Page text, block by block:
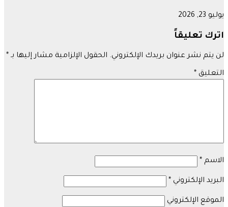
يوليو 23, 2026
اترك تعليقاً
لن يتم نشر عنوان بريدك الإلكتروني. الحقول الإلزامية مشار إليها بـ *
التعليق *
الاسم *
البريد الإلكتروني *
الموقع الإلكتروني